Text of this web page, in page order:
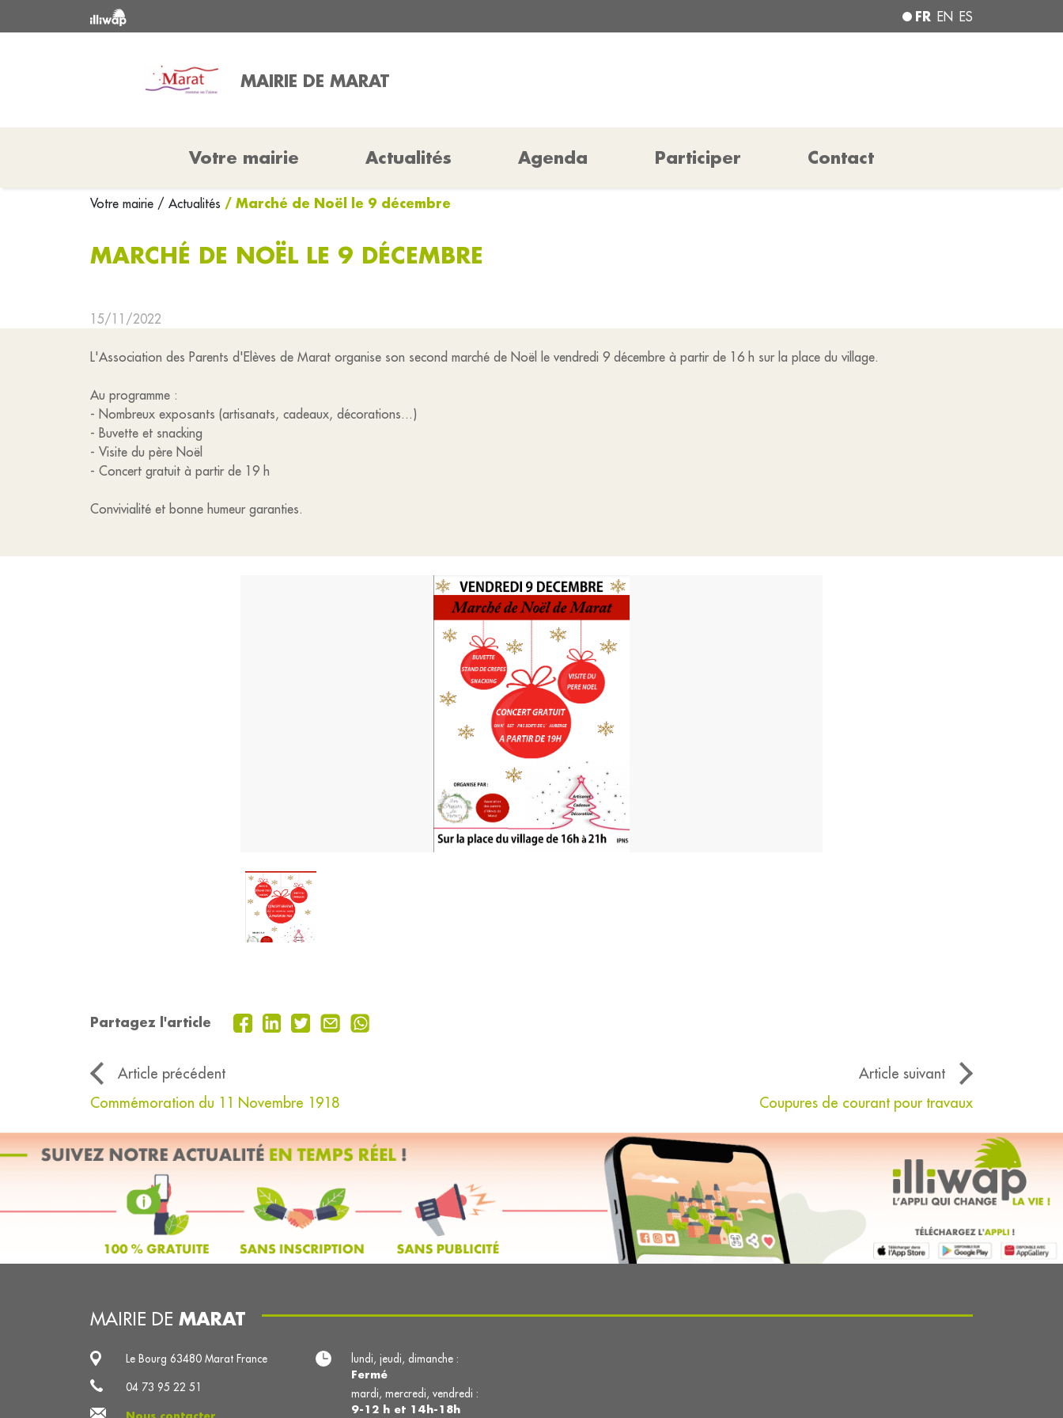
FR EN ES
MAIRIE DE MARAT
Votre mairie Actualités Agenda Participer Contact
Votre mairie / Actualités / Marché de Noël le 9 décembre
MARCHÉ DE NOËL LE 9 DÉCEMBRE
15/11/2022
L'Association des Parents d'Elèves de Marat organise son second marché de Noël le vendredi 9 décembre à partir de 16 h sur la place du village.
Au programme :
- Nombreux exposants (artisanats, cadeaux, décorations...)
- Buvette et snacking
- Visite du père Noël
- Concert gratuit à partir de 19 h
Convivialité et bonne humeur garanties.
Partagez l'article
Article précédent
Article suivant
Commémoration du 11 Novembre 1918
Coupures de courant pour travaux
MAIRIE DE MARAT
Le Bourg 63480 Marat France
04 73 95 22 51
lundi, jeudi, dimanche :
Fermé
mardi, mercredi, vendredi :
9-12 h et 14h-18h